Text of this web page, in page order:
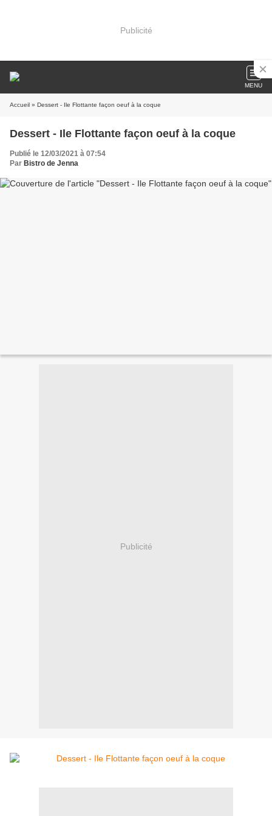
Publicité
MENU
Accueil » Dessert - Ile Flottante façon oeuf à la coque
Dessert - Ile Flottante façon oeuf à la coque
Publié le 12/03/2021 à 07:54
Par Bistro de Jenna
Publicité